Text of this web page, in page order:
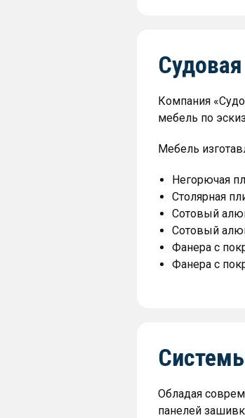
Компания
мебель по
Мебель
Негорючая
Столярная
Сотовый
Сотовый
Фанера с
Фанера с
Обладая
панелей